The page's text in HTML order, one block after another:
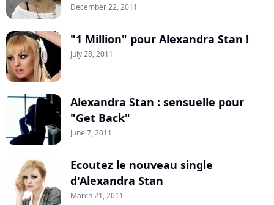
December 22, 2011
"1 Million" pour Alexandra Stan !
July 28, 2011
Alexandra Stan : sensuelle pour
"Get Back"
June 7, 2011
Ecoutez le nouveau single
d'Alexandra Stan
March 21, 2011